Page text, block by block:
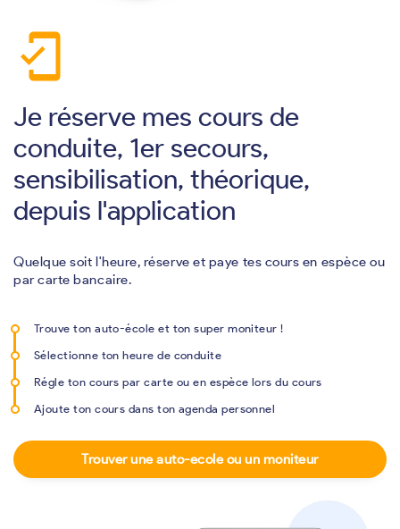
mobile_friendly
Je réserve mes cours de
conduite, 1er secours,
sensibilisation, théorique,
depuis l'application
Quelque soit l'heure, réserve et paye tes cours en espèce ou
par carte bancaire.
Trouve ton auto-école et ton super moniteur !
Sélectionne ton heure de conduite
Régle ton cours par carte ou en espèce lors du cours
Ajoute ton cours dans ton agenda personnel
Trouver une auto-ecole ou un moniteur